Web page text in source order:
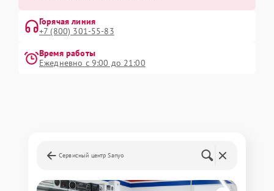
Горячая линия
+7 (800) 301-55-83
Время работы
Ежедневно с 9:00 до 21:00
Сервисный центр Sanyo